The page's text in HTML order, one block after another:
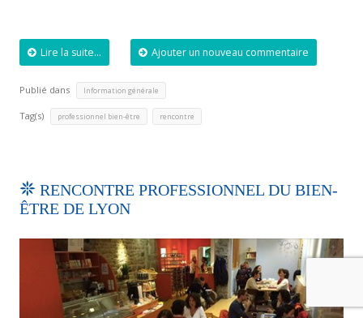
Lire la suite... Ajouter un nouveau commentaire
Publié dans Information générale
Tag(s) professionnel bien-être rencontre
RENCONTRE PROFESSIONNEL DU BIEN-
ÊTRE DE LYON